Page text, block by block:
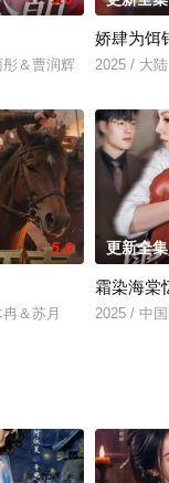
＆曹润辉
娇肆为饵
2025 / 大
5.0
＆苏月
更新全集
霜染海棠
2025 / 中